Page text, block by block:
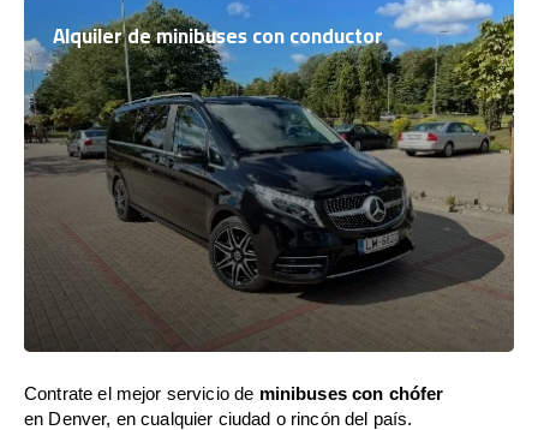
Alquiler de minibuses con conductor
Contrate el mejor servicio de minibuses con chófer
en Denver, en cualquier ciudad o rincón del país.